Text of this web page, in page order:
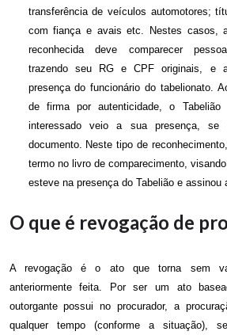
transferência de veículos automotores;
com fiança e avais etc. Nestes casos,
reconhecida deve comparecer
trazendo seu RG e CPF originais, e
presença do funcionário do tabelionato.
de firma por autenticidade, o
interessado veio a sua presença, se
documento. Neste tipo de
termo no livro de comparecimento,
esteve na presença do Tabelião e assinou
O que é revogação de
A revogação é o ato que torna sem
anteriormente feita. Por ser um ato
outorgante possui no procurador, a
qualquer tempo (conforme a situação),